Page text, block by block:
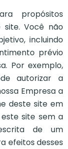
propósitos
site. Você não
incluindo
prévio
Por exemplo,
autorizar a
Empresa a
deste site em
site sem a
de um
efeitos desses